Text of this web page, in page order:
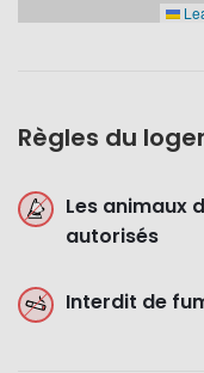
Règles du
Les animaux
autorisés
Interdit de